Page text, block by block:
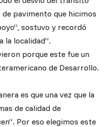
de pavimento que hicimos
sostuvo y recordó
la localidad”.
porque este fue un
de Desarrollo.
es que una vez que la
de calidad de
Por eso elegimos este